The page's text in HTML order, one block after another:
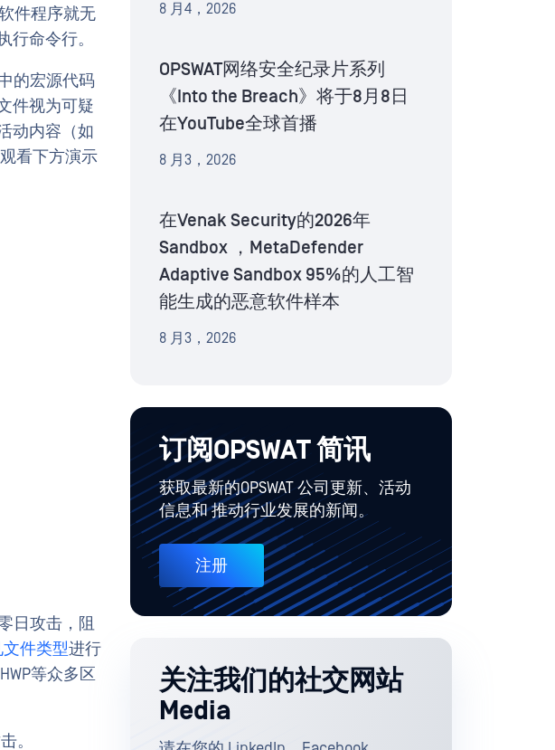
件程序就无
命令行。
的宏源代码
件视为可疑
动内容（如
看下方演示
日攻击，阻
件类型进行
等众多区
。
8 月4，2026
OPSWAT网络安全纪录片系列
《Into the Breach》将于8月8日
在YouTube全球首播
8 月3，2026
在Venak Security的2026年
Sandbox ，MetaDefender
Adaptive Sandbox 95%的人工智
能生成的恶意软件样本
8 月3，2026
订阅OPSWAT 简讯
获取最新的OPSWAT 公司更新、活动
信息和 推动行业发展的新闻。
注册
关注我们的社交网站
Media